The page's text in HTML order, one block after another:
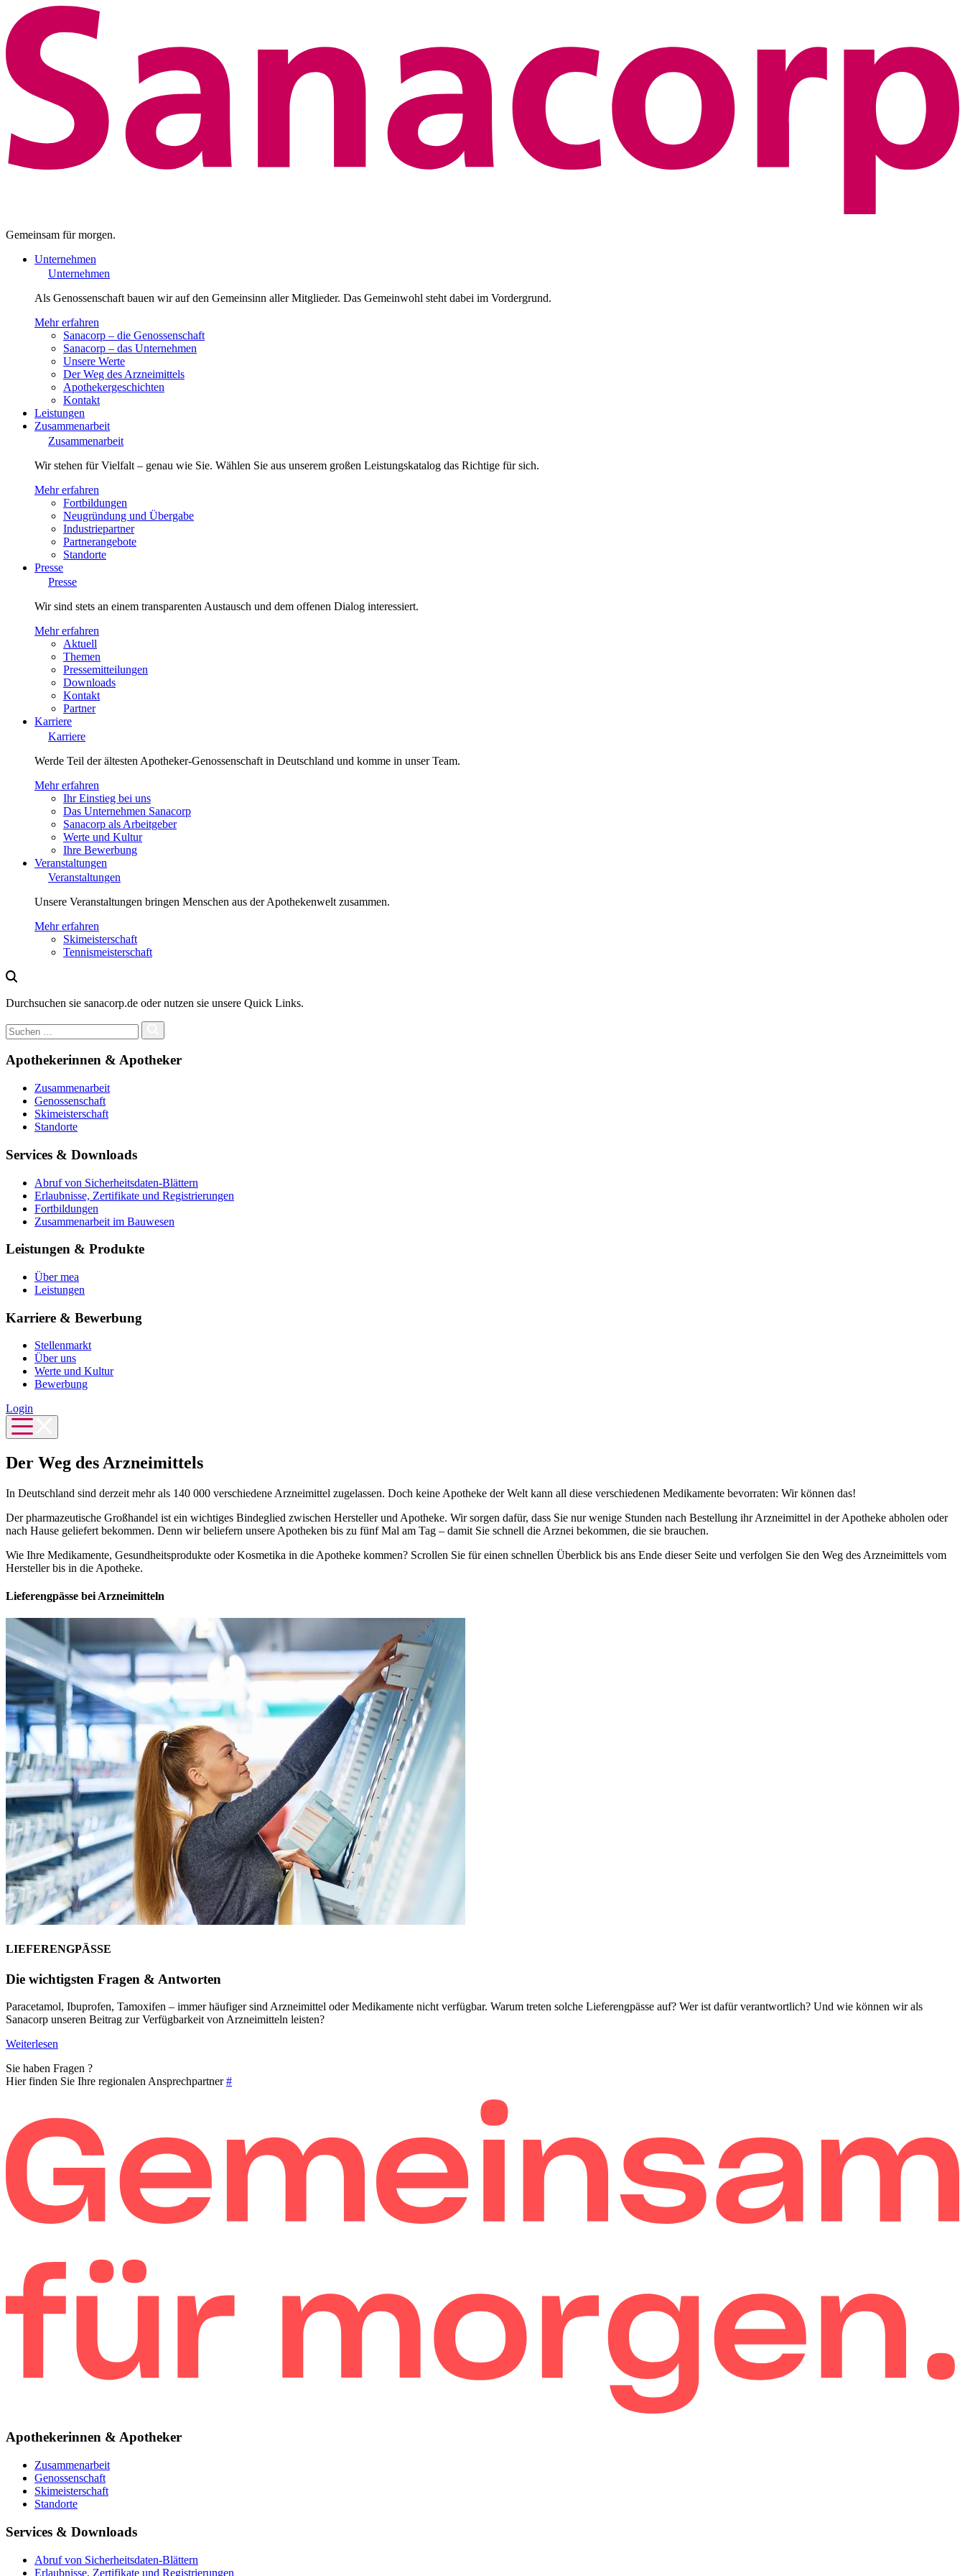
Gemeinsam für morgen.
Unternehmen
Unternehmen
Als Genossenschaft bauen wir auf den Gemeinsinn aller Mitglieder. Das Gemeinwohl steht dabei im Vordergrund.
Mehr erfahren
Sanacorp – die Genossenschaft
Sanacorp – das Unternehmen
Unsere Werte
Der Weg des Arzneimittels
Apothekergeschichten
Kontakt
Leistungen
Zusammenarbeit
Zusammenarbeit
Wir stehen für Vielfalt – genau wie Sie. Wählen Sie aus unserem großen Leistungskatalog das Richtige für sich.
Mehr erfahren
Fortbildungen
Neugründung und Übergabe
Industriepartner
Partnerangebote
Standorte
Presse
Presse
Wir sind stets an einem transparenten Austausch und dem offenen Dialog interessiert.
Mehr erfahren
Aktuell
Themen
Pressemitteilungen
Downloads
Kontakt
Partner
Karriere
Karriere
Werde Teil der ältesten Apotheker-Genossenschaft in Deutschland und komme in unser Team.
Mehr erfahren
Ihr Einstieg bei uns
Das Unternehmen Sanacorp
Sanacorp als Arbeitgeber
Werte und Kultur
Ihre Bewerbung
Veranstaltungen
Veranstaltungen
Unsere Veranstaltungen bringen Menschen aus der Apothekenwelt zusammen.
Mehr erfahren
Skimeisterschaft
Tennismeisterschaft
Durchsuchen sie sanacorp.de oder nutzen sie unsere Quick Links.
Apothekerinnen & Apotheker
Zusammenarbeit
Genossenschaft
Skimeisterschaft
Standorte
Services & Downloads
Abruf von Sicherheitsdaten-Blättern
Erlaubnisse, Zertifikate und Registrierungen
Fortbildungen
Zusammenarbeit im Bauwesen
Leistungen & Produkte
Über mea
Leistungen
Karriere & Bewerbung
Stellenmarkt
Über uns
Werte und Kultur
Bewerbung
Login
Der Weg des Arzneimittels
In Deutschland sind derzeit mehr als 140 000 verschiedene Arzneimittel zugelassen. Doch keine Apotheke der Welt kann all diese verschiedenen Medikamente bevorraten: Wir können das!
Der pharmazeutische Großhandel ist ein wichtiges Bindeglied zwischen Hersteller und Apotheke. Wir sorgen dafür, dass Sie nur wenige Stunden nach Bestellung ihr Arzneimittel in der Apotheke abholen oder
nach Hause geliefert bekommen. Denn wir beliefern unsere Apotheken bis zu fünf Mal am Tag – damit Sie schnell die Arznei bekommen, die sie brauchen.
Wie Ihre Medikamente, Gesundheitsprodukte oder Kosmetika in die Apotheke kommen? Scrollen Sie für einen schnellen Überblick bis ans Ende dieser Seite und verfolgen Sie den Weg des Arzneimittels vom
Hersteller bis in die Apotheke.
Lieferengpässe bei Arzneimitteln
LIEFERENGPÄSSE
Die wichtigsten Fragen & Antworten
Paracetamol, Ibuprofen, Tamoxifen – immer häufiger sind Arzneimittel oder Medikamente nicht verfügbar. Warum treten solche Lieferengpässe auf? Wer ist dafür verantwortlich? Und wie können wir als
Sanacorp unseren Beitrag zur Verfügbarkeit von Arzneimitteln leisten?
Weiterlesen
Sie haben Fragen ?
Hier finden Sie Ihre regionalen Ansprechpartner#
Apothekerinnen & Apotheker
Zusammenarbeit
Genossenschaft
Skimeisterschaft
Standorte
Services & Downloads
Abruf von Sicherheitsdaten-Blättern
Erlaubnisse, Zertifikate und Registrierungen